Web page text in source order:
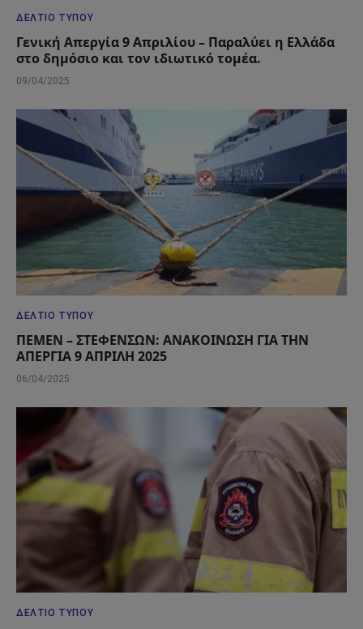
ΔΕΛΤΊΟ ΤΎΠΟΥ
Γενική Απεργία 9 Απριλίου – Παραλύει η Ελλάδα
στο δημόσιο και τον ιδιωτικό τομέα.
09/04/2025
ΔΕΛΤΊΟ ΤΎΠΟΥ
ΠΕΜΕΝ – ΣΤΕΦΕΝΣΩΝ: ΑΝΑΚΟΙΝΩΣΗ ΓΙΑ ΤΗΝ
ΑΠΕΡΓΙΑ 9 ΑΠΡΙΛΗ 2025
06/04/2025
ΔΕΛΤΊΟ ΤΎΠΟΥ